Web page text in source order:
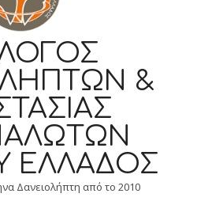
&
ΕΛΛΆΔΟΣ
Δανειολήπτη από το 2010